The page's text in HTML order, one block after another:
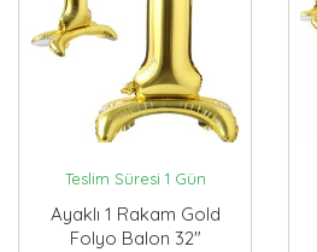
Teslim Süresi 1 Gün
Ayaklı 1 Rakam Gold
Folyo Balon 32"